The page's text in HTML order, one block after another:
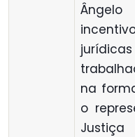
Ângelo
na
o